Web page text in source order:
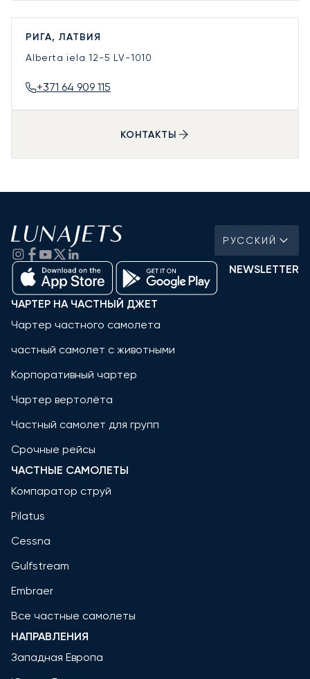
РИГА, ЛАТВИЯ
Alberta iela 12-5 LV-1010
+371 64 909 115
КОНТАКТЫ
РУССКИЙ
NEWSLETTER
ЧАРТЕР НА ЧАСТНЫЙ ДЖЕТ
Чартер частного самолета
частный самолет с животными
Корпоративный чартер
Чартер вертолёта
Частный самолет для групп
Срочные рейсы
ЧАСТНЫЕ САМОЛЕТЫ
Компаратор струй
Pilatus
Cessna
Gulfstream
Embraer
Все частные самолеты
НАПРАВЛЕНИЯ
Западная Европа